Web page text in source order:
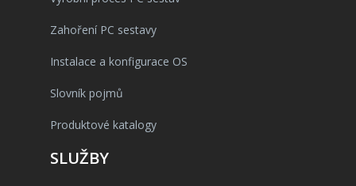
Zahoření PC sestavy
Instalace a konfigurace OS
Slovník pojmů
Produktové katalogy
SLUŽBY